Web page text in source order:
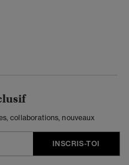
collaborations, nouveaux
INSCRIS-TOI